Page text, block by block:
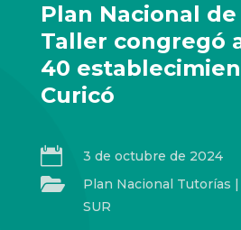
Plan Nacional
Taller congregó
40
Curicó
 3 de octubre de 2024
 Plan Nacional Tutorías |
SUR